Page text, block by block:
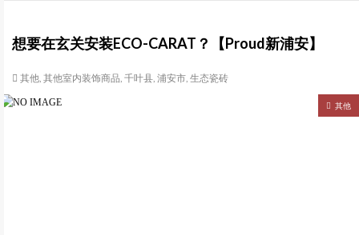
想要在玄关安装ECO-CARAT？【Proud新浦安】
其他, 其他室内装饰商品, 千叶县, 浦安市, 生态瓷砖
其他